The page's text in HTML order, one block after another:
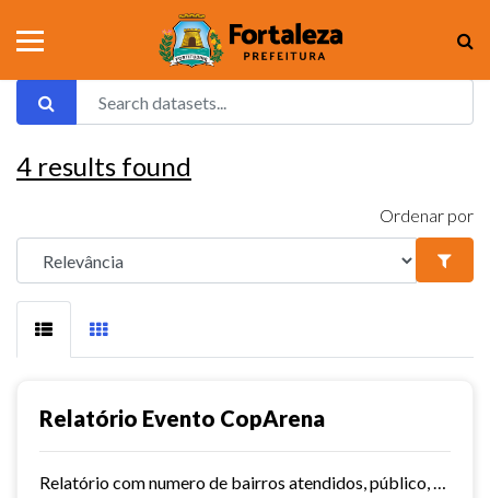
4 results found
Ordenar por
Relatório Evento CopArena